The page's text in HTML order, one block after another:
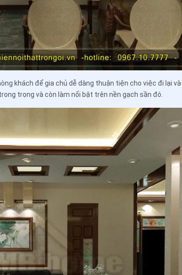
khách để gia chủ dễ dàng thuận tiện cho việc đi lại
trọng và còn làm nổi bật trên nền gạch sần đó.